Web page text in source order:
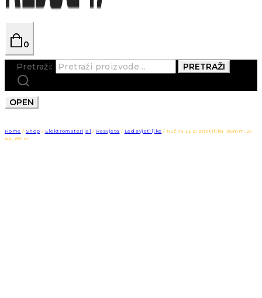
0
Pretraži: PRETRAŽI
OPEN
Home / Shop / Elektromaterijal / Rasvjeta / Led svjetiljke / Ručna LED svjetiljka 185mm ,2x
AA, 80lm